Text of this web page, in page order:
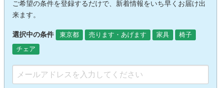
ご希望の条件を登録するだけで、新着情報をいち早くお届け出
来ます。
選択中の条件 東京都 売ります・あげます 家具
椅子
チェア